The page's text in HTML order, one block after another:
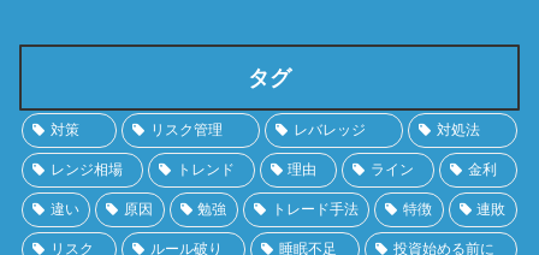
タグ
対策 リスク管理 レバレッジ 対処法
レンジ相場 トレンド 理由 ライン 金利
違い 原因 勉強 トレード手法 特徴 連敗
リスク ルール破り 睡眠不足 投資始める前に